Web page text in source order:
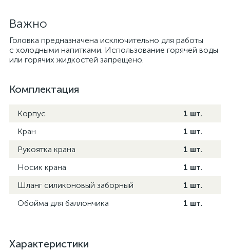
Важно
Головка предназначена исключительно для работы
с холодными напитками. Использование горячей воды
или горячих жидкостей запрещено.
Комплектация
Корпус
1 шт.
Кран
1 шт.
Рукоятка крана
1 шт.
Носик крана
1 шт.
Шланг силиконовый заборный
1 шт.
Обойма для баллончика
1 шт.
Характеристики